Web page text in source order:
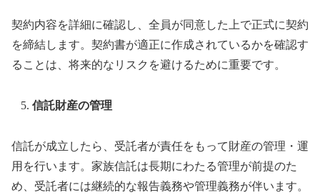
契約内容を詳細に確認し、全員が同意した上で正式に契約
を締結します。契約書が適正に作成されているかを確認す
ることは、将来的なリスクを避けるために重要です。
信託財産の管理
信託が成立したら、受託者が責任をもって財産の管理・運
用を行います。家族信託は長期にわたる管理が前提のた
め、受託者には継続的な報告義務や管理義務が伴います。